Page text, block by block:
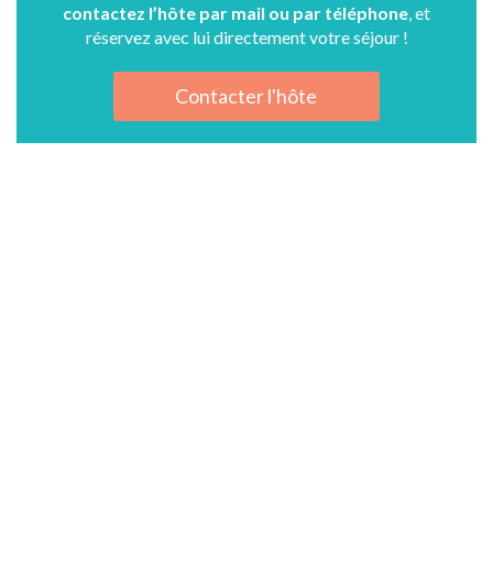
contactez l’hôte par mail ou par téléphone , et
réservez avec lui directement votre séjour !
Contacter l'hôte